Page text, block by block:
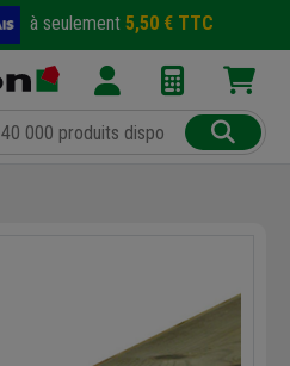
à seulement 5,50 € TTC